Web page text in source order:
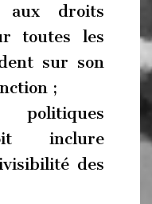
aux droits
toutes les
sur son
;
inclure
des